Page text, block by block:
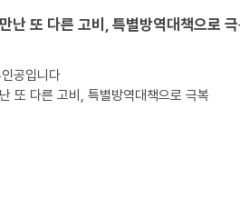
난 또 다른 고비, 특별방역대책으로
공입니다
또 다른 고비, 특별방역대책으로 극복